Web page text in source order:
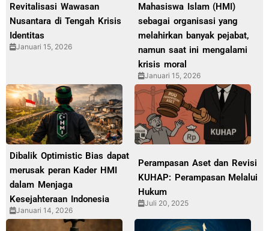
Revitalisasi Wawasan
Nusantara di Tengah Krisis
Identitas
Januari 15, 2026
Mahasiswa Islam (HMI)
sebagai organisasi yang
melahirkan banyak pejabat,
namun saat ini mengalami
krisis moral
Januari 15, 2026
Dibalik Optimistic Bias dapat
merusak peran Kader HMI
dalam Menjaga
Kesejahteraan Indonesia
Januari 14, 2026
Perampasan Aset dan Revisi
KUHAP: Perampasan Melalui
Hukum
Juli 20, 2025